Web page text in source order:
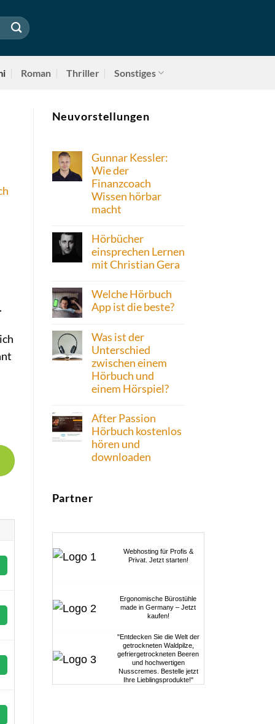
Roman Thriller Sonstiges
Neuvorstellungen
Gunnar Kessler:
Wie der
Finanzcoach
Wissen hörbar
macht
Hörbücher
einsprechen Lernen
mit Christian Gera
Welche Hörbuch
App ist die beste?
Was ist der
Unterschied
zwischen einem
Hörbuch und
einem Hörspiel?
After Passion
Hörbuch kostenlos
hören und
downloaden
Partner
Webhosting für Profis &
Privat. Jetzt starten!
Ergonomische Bürostühle
made in Germany – Jetzt
kaufen!
"Entdecken Sie die Welt der
getrockneten Waldpilze,
gefriergetrockneten Beeren
und hochwertigen
Nusscremes. Bestelle jetzt
Ihre Lieblingsprodukte!"